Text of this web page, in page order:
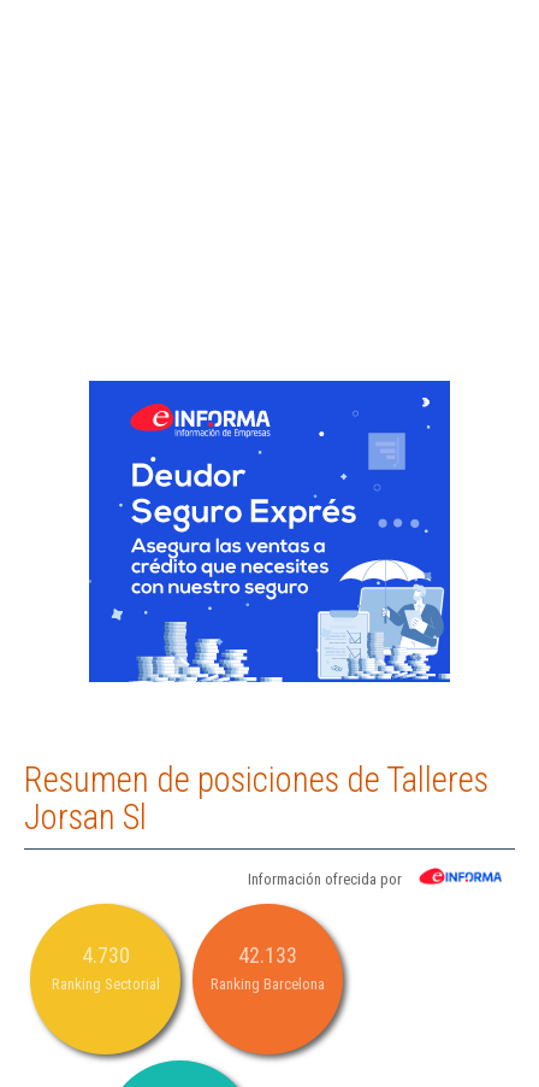
Resumen de posiciones de Talleres
Jorsan Sl
Información ofrecida por
4.730
Ranking Sectorial
42.133
Ranking Barcelona